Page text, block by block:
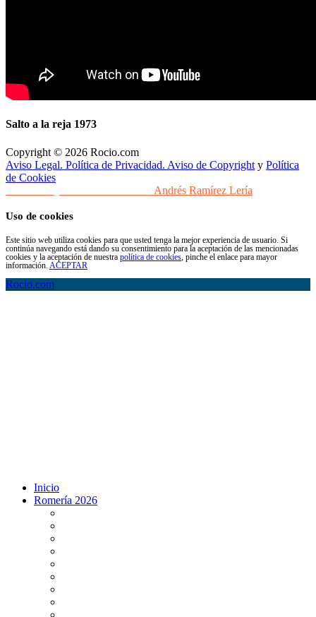
Salto a la reja 1973
Copyright © 2026 Rocio.com
Aviso Legal. Política de Privacidad. Aviso de Copyright y Política
de Cookies
Andrés Ramírez Lería
Uso de cookies
Este sitio web utiliza cookies para que usted tenga la mejor experiencia de usuario. Si
continúa navegando está dando su consentimiento para la aceptación de las mencionadas
cookies y la aceptación de nuestra política de cookies , pinche el enlace para mayor
información. ACEPTAR
Rocio.com
Inicio
Romería 2026